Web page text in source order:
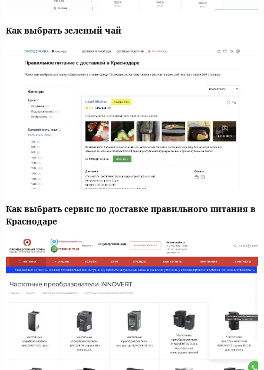
Как выбрать зеленый чай
Как выбрать сервис по доставке правильного питания в
Краснодаре